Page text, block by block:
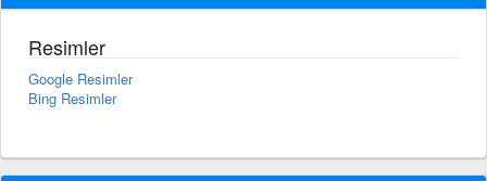
Resimler
Google Resimler
Bing Resimler